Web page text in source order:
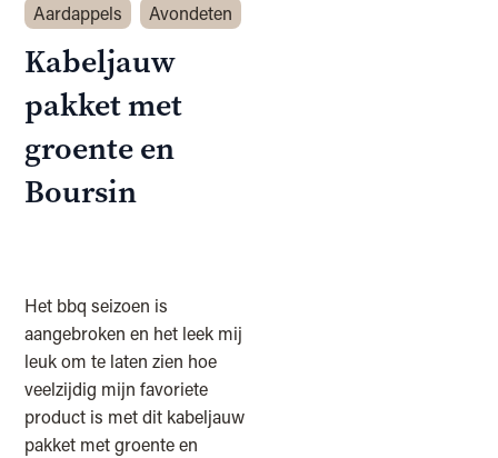
Aardappels Avondeten
Kabeljauw
pakket met
groente en
Boursin
Het bbq seizoen is
aangebroken en het leek mij
leuk om te laten zien hoe
veelzijdig mijn favoriete
product is met dit kabeljauw
pakket met groente en